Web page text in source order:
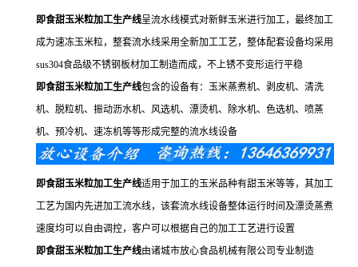
即食甜玉米粒加工生产线呈流水线模式对新鲜玉米进行加工，最终加工
成为速冻玉米粒，整套流水线采用全新加工工艺，整体配套设备均采用
sus304食品级不锈钢板材加工制造而成，不上锈不变形运行平稳
即食甜玉米粒加工生产线包含的设备有：玉米蒸煮机、剥皮机、清洗
机、脱粒机、振动沥水机、风选机、漂烫机、除水机、色选机、喷蒸
机、预冷机、速冻机等等形成完整的流水线设备
即食甜玉米粒加工生产线适用于加工的玉米品种有甜玉米等等，其加工
工艺为国内先进加工流水线，该套流水线设备整体运行时间及漂烫蒸煮
速度均可以自由调控，客户可以根据自己的加工工艺进行设置
即食甜玉米粒加工生产线由诸城市放心食品机械有限公司专业制造